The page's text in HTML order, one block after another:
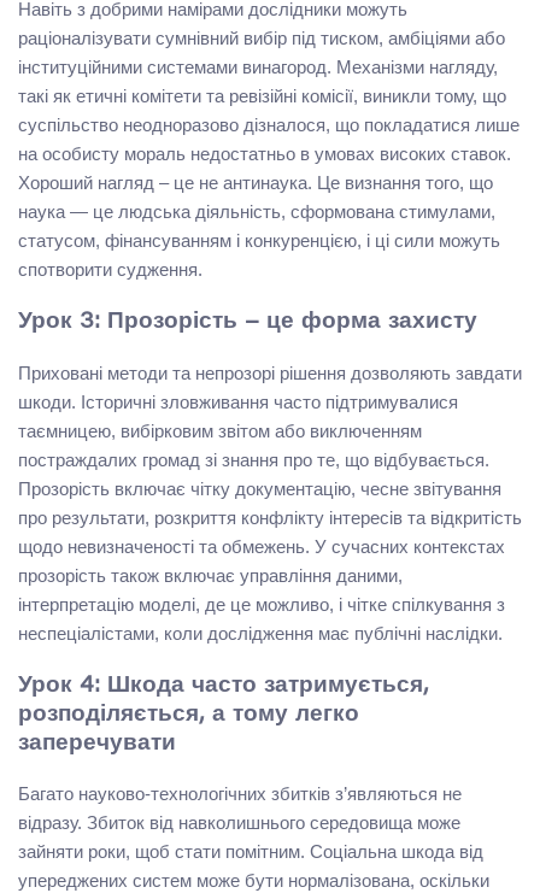
Навіть з добрими намірами дослідники можуть
раціоналізувати сумнівний вибір під тиском, амбіціями або
інституційними системами винагород. Механізми нагляду,
такі як етичні комітети та ревізійні комісії, виникли тому, що
суспільство неодноразово дізналося, що покладатися лише
на особисту мораль недостатньо в умовах високих ставок.
Хороший нагляд – це не антинаука. Це визнання того, що
наука — це людська діяльність, сформована стимулами,
статусом, фінансуванням і конкуренцією, і ці сили можуть
спотворити судження.
Урок 3: Прозорість – це форма захисту
Приховані методи та непрозорі рішення дозволяють завдати
шкоди. Історичні зловживання часто підтримувалися
таємницею, вибірковим звітом або виключенням
постраждалих громад зі знання про те, що відбувається.
Прозорість включає чітку документацію, чесне звітування
про результати, розкриття конфлікту інтересів та відкритість
щодо невизначеності та обмежень. У сучасних контекстах
прозорість також включає управління даними,
інтерпретацію моделі, де це можливо, і чітке спілкування з
неспеціалістами, коли дослідження має публічні наслідки.
Урок 4: Шкода часто затримується,
розподіляється, а тому легко
заперечувати
Багато науково-технологічних збитків з’являються не
відразу. Збиток від навколишнього середовища може
зайняти роки, щоб стати помітним. Соціальна шкода від
упереджених систем може бути нормалізована, оскільки